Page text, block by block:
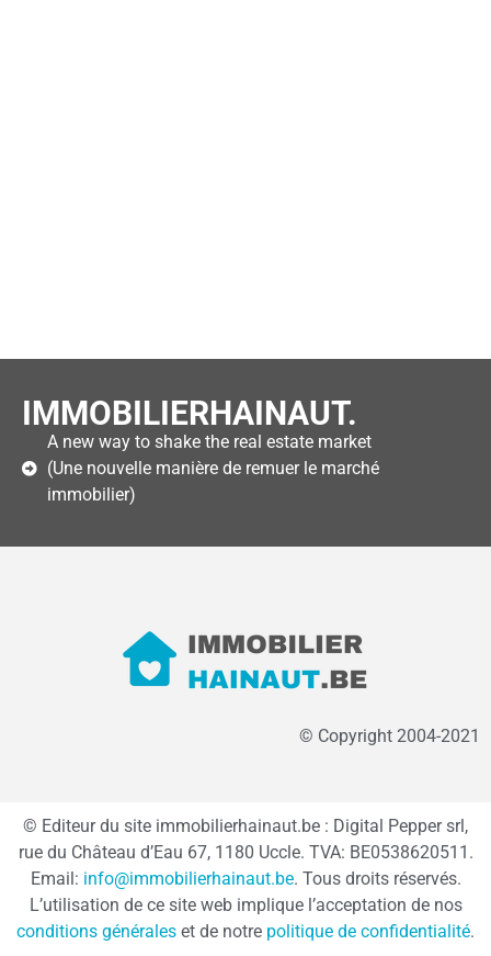
IMMOBILIERHAINAUT.
A new way to shake the real estate market
(Une nouvelle manière de remuer le marché
immobilier)
© Copyright 2004-2021
© Editeur du site immobilierhainaut.be : Digital Pepper srl,
rue du Château d’Eau 67, 1180 Uccle. TVA: BE0538620511.
Email: info@immobilierhainaut.be. Tous droits réservés.
L’utilisation de ce site web implique l’acceptation de nos
conditions générales et de notre politique de confidentialité.